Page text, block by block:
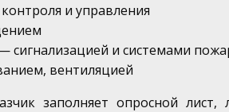
и управления
и системами
вентиляцией
заполняет опросной